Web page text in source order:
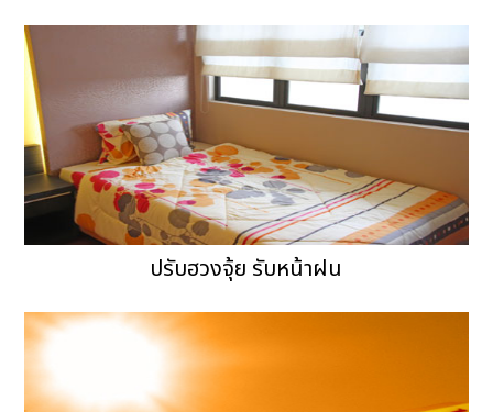
ปรับฮวงจุ้ย รับหน้าฝน